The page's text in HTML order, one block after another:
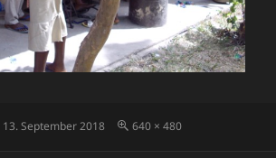
September 2018 Originalgröße
640 × 480